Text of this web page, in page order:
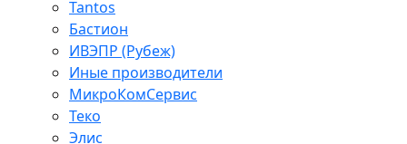
Tantos
Бастион
ИВЭПР (Рубеж)
Иные производители
МикроКомСервис
Теко
Элис